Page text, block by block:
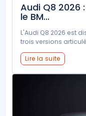
Audi Q8 2026
le BM...
L'Audi Q8 2026 est
trois versions
Lire la suite